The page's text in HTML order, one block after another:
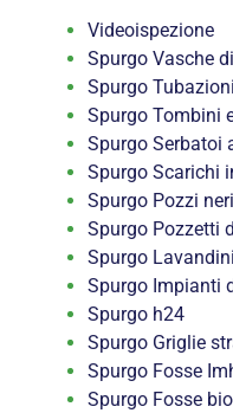
Videoispezione
Spurgo Vasche
Spurgo
Spurgo Tombini
Spurgo Serbatoi
Spurgo Scarichi
Spurgo Pozzi neri
Spurgo Pozzetti
Spurgo
Spurgo Impianti
Spurgo h24
Spurgo Griglie
Spurgo Fosse
Spurgo Fosse